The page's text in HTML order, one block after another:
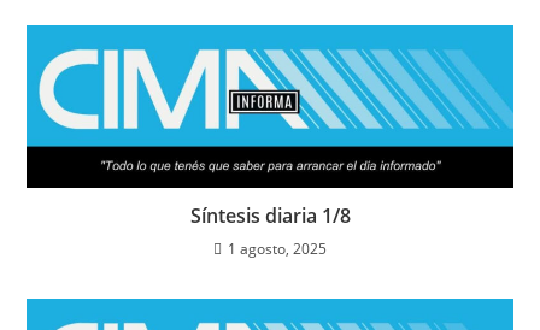
Síntesis diaria 1/8
1 agosto, 2025